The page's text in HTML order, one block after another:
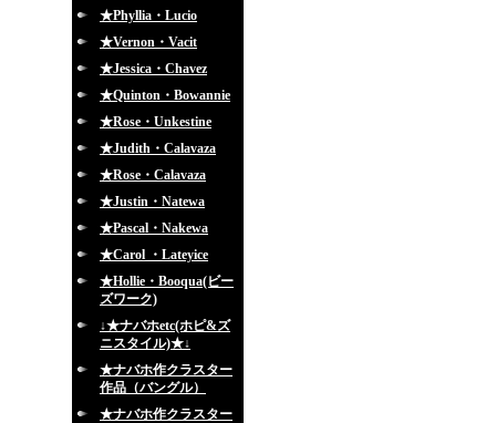
★Phyllia・Lucio
★Vernon・Vacit
★Jessica・Chavez
★Quinton・Bowannie
★Rose・Unkestine
★Judith・Calavaza
★Rose・Calavaza
★Justin・Natewa
★Pascal・Nakewa
★Carol ・Lateyice
★Hollie・Booqua(ビー
ズワーク)
↓★ナバホetc(ホピ&ズ
ニスタイル)★↓
★ナバホ作クラスター
作品（バングル）
★ナバホ作クラスター